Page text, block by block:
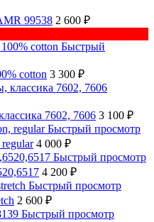
99538 2 600 ₽
Быстрый
cotton 3 300 ₽
7602, 7606 3 100 ₽
Быстрый просмотр
4 000 ₽
Быстрый просмотр
4 200 ₽
Быстрый просмотр
2 600 ₽
Быстрый просмотр